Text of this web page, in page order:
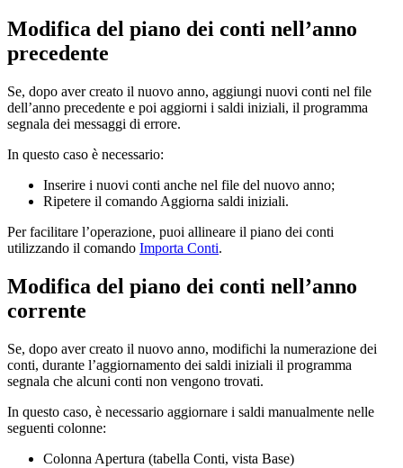
Modifica del piano dei conti nell’anno
precedente
Se, dopo aver creato il nuovo anno, aggiungi nuovi conti nel file
dell’anno precedente e poi aggiorni i saldi iniziali, il programma
segnala dei messaggi di errore.
In questo caso è necessario:
Inserire i nuovi conti anche nel file del nuovo anno;
Ripetere il comando Aggiorna saldi iniziali.
Per facilitare l’operazione, puoi allineare il piano dei conti
utilizzando il comando Importa Conti.
Modifica del piano dei conti nell’anno
corrente
Se, dopo aver creato il nuovo anno, modifichi la numerazione dei
conti, durante l’aggiornamento dei saldi iniziali il programma
segnala che alcuni conti non vengono trovati.
In questo caso, è necessario aggiornare i saldi manualmente nelle
seguenti colonne:
Colonna Apertura (tabella Conti, vista Base)